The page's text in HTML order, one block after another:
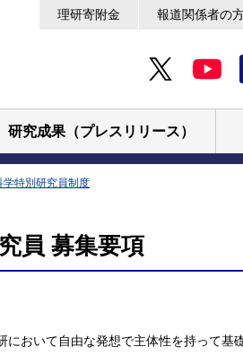
理研寄附金 報道関係者の
研究成果（プレスリリース）
学特別研究員制度
員 募集要項
おいて自由な発想で主体性を持って